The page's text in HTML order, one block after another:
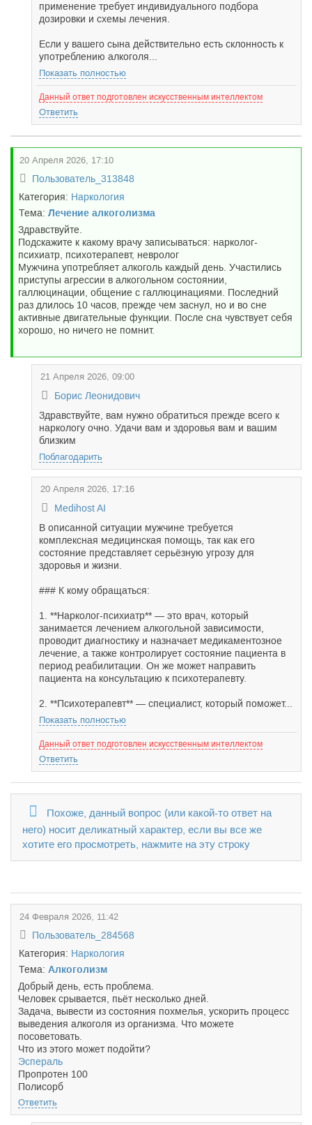
применение требует индивидуального подбора
дозировки и схемы лечения.
Если у вашего сына действительно есть склонность к
употреблению алкоголя...
Показать полностью
Данный ответ подготовлен искусственным интеллектом
Ответить
20 Апреля 2026, 17:10
Пользователь_313848
Категория: Наркология
Тема: Лечение алкоголизма
Здравствуйте.
Подскажите к какому врачу записываться: нарколог-
психиатр, психотерапевт, невролог
Мужчина употребляет алкоголь каждый день. Участились
приступы агрессии в алкогольном состоянии,
галлюцинации, общение с галлюцинациями. Последний
раз длилось 10 часов, прежде чем заснул, но и во сне
активные двигательные функции. После сна чувствует себя
хорошо, но ничего не помнит.
21 Апреля 2026, 09:00
Борис Леонидович
Здравствуйте, вам нужно обратиться прежде всего к
наркологу очно. Удачи вам и здоровья вам и вашим
близким
Поблагодарить
20 Апреля 2026, 17:16
Medihost AI
В описанной ситуации мужчине требуется
комплексная медицинская помощь, так как его
состояние представляет серьёзную угрозу для
здоровья и жизни.
### К кому обращаться:
1. **Нарколог-психиатр** — это врач, который
занимается лечением алкогольной зависимости,
проводит диагностику и назначает медикаментозное
лечение, а также контролирует состояние пациента в
период реабилитации. Он же может направить
пациента на консультацию к психотерапевту.
2. **Психотерапевт** — специалист, который поможет...
Показать полностью
Данный ответ подготовлен искусственным интеллектом
Ответить
Похоже, данный вопрос (или какой-то ответ на
него) носит деликатный характер, если вы все же
хотите его просмотреть, нажмите на эту строку
24 Февраля 2026, 11:42
Пользователь_284568
Категория: Наркология
Тема: Алкоголизм
Добрый день, есть проблема.
Человек срывается, пьёт несколько дней.
Задача, вывести из состояния похмелья, ускорить процесс
выведения алкоголя из организма. Что можете
посоветовать.
Что из этого может подойти?
Эспераль
Пропротен 100
Полисорб
Ответить